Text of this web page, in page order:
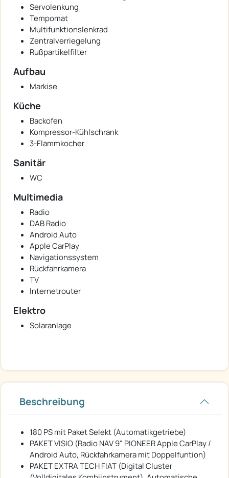
Servolenkung
Tempomat
Multifunktionslenkrad
Zentralverriegelung
Rußpartikelfilter
Aufbau
Markise
Küche
Backofen
Kompressor-Kühlschrank
3-Flammkocher
Sanitär
WC
Multimedia
Radio
DAB Radio
Android Auto
Apple CarPlay
Navigationssystem
Rückfahrkamera
TV
Internetrouter
Elektro
Solaranlage
Beschreibung
180 PS mit Paket Selekt (Automatikgetriebe)
PAKET VISIO (Radio NAV 9" PIONEER Apple CarPlay /
Android Auto, Rückfahrkamera mit Doppelfuntion)
PAKET EXTRA TECH FIAT (Digital Cluster